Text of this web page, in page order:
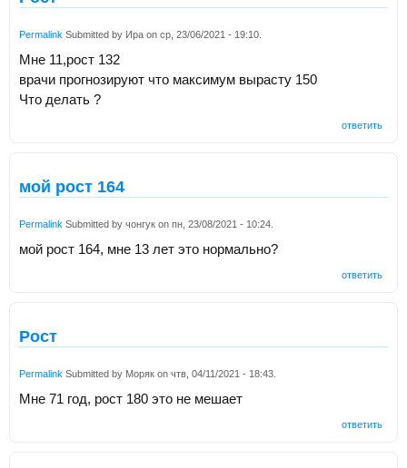
Permalink Submitted by Ира on ср, 23/06/2021 - 19:10
Мне 11,рост 132
врачи прогнозируют что максимум вырасту 150
Что делать ?
ответить
мой рост 164
Permalink Submitted by чонгук on пн, 23/08/2021 - 10:24
мой рост 164, мне 13 лет это нормально?
ответить
Рост
Permalink Submitted by Моряк on чтв, 04/11/2021 - 18:43
Мне 71 год, рост 180 это не мешает
ответить